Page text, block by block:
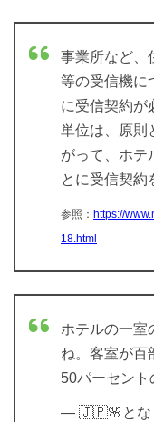
事業所など、
等の受信機に
に受信契約が
単位は、原則
がって、ホテ
とに受信契約
参照： https://
18.html
ホテルの一室
ね。客室が百
50パーセント
— 🇯🇵🌸とな